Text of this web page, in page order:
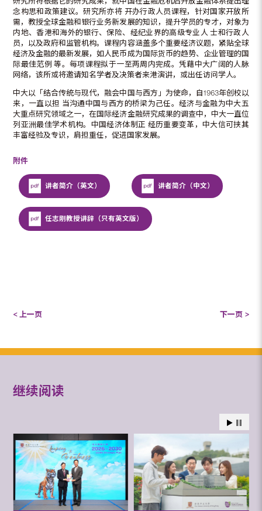
念构思和政策建议。研究所亦将 开办行政人员课程，针对国家开放所
需，教授全球金融和银行业务新发展的知识，提升学员的专才，对象为
内地、香港和海外的银行、保险、经纪业界的高级专业人 士和行政人
员，以及政府和监管机构。课程内容涵盖多个重要经济议题，紧贴全球
经济及金融的最新发展，如人民币成为国际货币的趋势、企业管理的国
际最佳范例 等。每项课程拟于一至两周内完成。凭藉中大广阔的人脉
网络，该所或将邀请知名学者及决策者来港演讲，或出任访问学人。
中大以「结合传统与现代，融会中国与西方」为使命，自1963年创校以
来，一直以担 当沟通中国与西方的桥梁为己任。经济与金融为中大五
大重点研究领域之一，在国际经济金融研究成果的调查中，中大一直位
列亚洲最佳学术机构。中国经济体制正 经历重要变革，中大信可挟其
丰富经验及专识，肩担重任，促进国家发展。
附件
讲者简介（英文） 讲者简介（中文）
任志刚教授讲辞（只有英文版）
< 上一页 下一页 >
继续阅读